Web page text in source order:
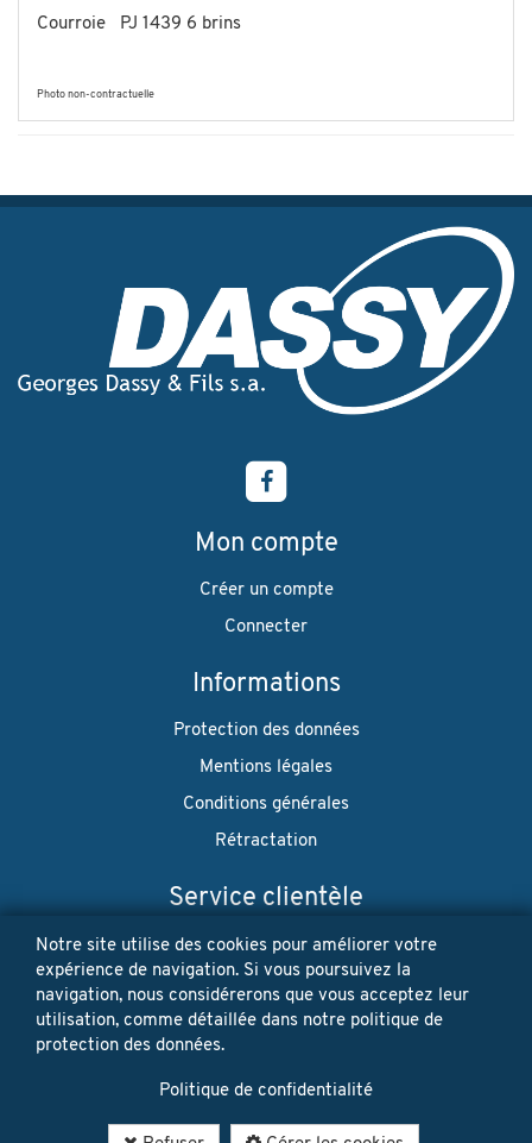
Courroie PJ 1439 6 brins
Photo non-contractuelle
Mon compte
Créer un compte
Connecter
Informations
Protection des données
Mentions légales
Conditions générales
Rétractation
Service clientèle
Envoi
Newsletter
Restez à jour! Vos données personnelles ne seront jamais
vendues ni louées. Désinscription possible à tout moment.
Notre site utilise des cookies pour améliorer votre
expérience de navigation. Si vous poursuivez la
navigation, nous considérerons que vous acceptez leur
utilisation, comme détaillée dans notre politique de
protection des données.
Politique de confidentialité